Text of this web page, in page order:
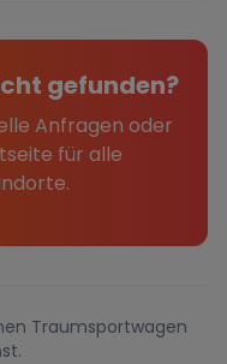
gefunden?
Anfragen oder
für alle
Traumsportwagen